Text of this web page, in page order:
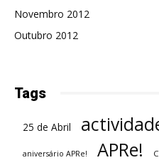
Novembro 2012
Outubro 2012
Tags
25 de Abril
aniversário APRe! APRe!